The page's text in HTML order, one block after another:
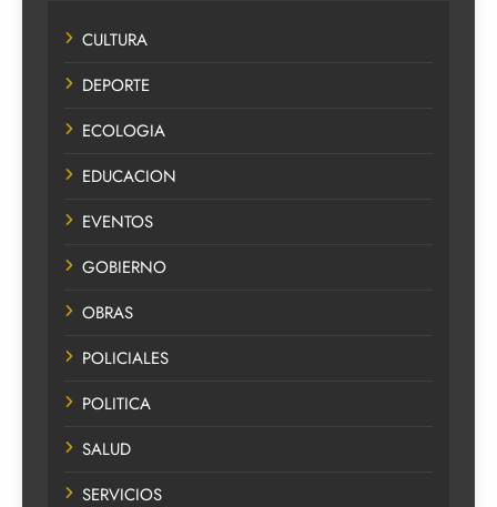
CULTURA
DEPORTE
ECOLOGIA
EDUCACION
EVENTOS
GOBIERNO
OBRAS
POLICIALES
POLITICA
SALUD
SERVICIOS